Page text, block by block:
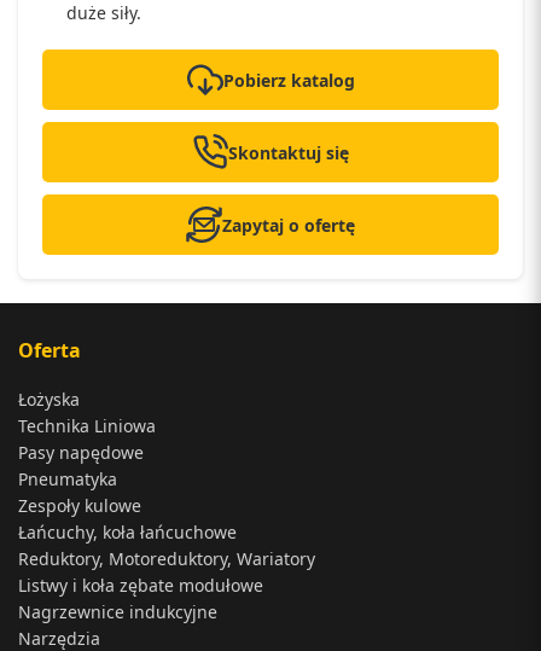
duże siły.
Pobierz katalog
Skontaktuj się
Zapytaj o ofertę
Oferta
Łożyska
Technika Liniowa
Pasy napędowe
Pneumatyka
Zespoły kulowe
Łańcuchy, koła łańcuchowe
Reduktory, Motoreduktory, Wariatory
Listwy i koła zębate modułowe
Nagrzewnice indukcyjne
Narzędzia